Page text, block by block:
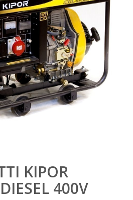
KIPOR
400V